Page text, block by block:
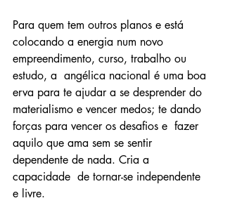
Para quem tem outros planos e está
colocando a energia num novo
empreendimento, curso, trabalho ou
estudo, a  angélica nacional é uma boa
erva para te ajudar a se desprender do
materialismo e vencer medos; te dando
forças para vencer os desafios e  fazer
aquilo que ama sem se sentir
dependente de nada. Cria a
capacidade  de tornar-se independente
e livre.